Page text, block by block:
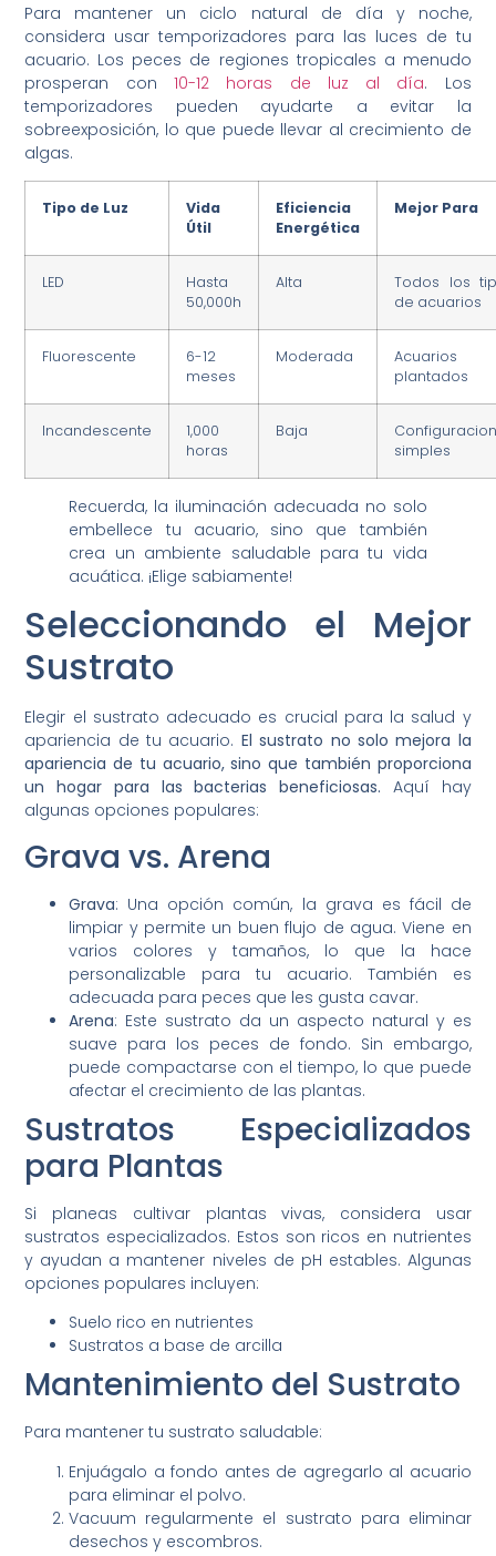
Para mantener un ciclo natural de día y noche,
considera usar temporizadores para las luces de tu
acuario. Los peces de regiones tropicales a menudo
prosperan con 10-12 horas de luz al día. Los
temporizadores pueden ayudarte a evitar la
sobreexposición, lo que puede llevar al crecimiento de
algas.
Tipo de Luz
Vida
Útil
Eficiencia
Energética
Mejor Para
LED
Hasta
50,000h
Alta
Todos los
de acuarios
Fluorescente
6-12
meses
Moderada
Acuarios
plantados
Incandescente
1,000
horas
Baja
simples
Recuerda, la iluminación adecuada no solo
embellece tu acuario, sino que también
crea un ambiente saludable para tu vida
acuática. ¡Elige sabiamente!
Seleccionando el Mejor
Sustrato
Elegir el sustrato adecuado es crucial para la salud y
apariencia de tu acuario. El sustrato no solo mejora la
apariencia de tu acuario, sino que también proporciona
un hogar para las bacterias beneficiosas. Aquí hay
algunas opciones populares:
Grava vs. Arena
Grava: Una opción común, la grava es fácil de
limpiar y permite un buen flujo de agua. Viene en
varios colores y tamaños, lo que la hace
personalizable para tu acuario. También es
adecuada para peces que les gusta cavar.
Arena: Este sustrato da un aspecto natural y es
suave para los peces de fondo. Sin embargo,
puede compactarse con el tiempo, lo que puede
afectar el crecimiento de las plantas.
Sustratos Especializados
para Plantas
Si planeas cultivar plantas vivas, considera usar
sustratos especializados. Estos son ricos en nutrientes
y ayudan a mantener niveles de pH estables. Algunas
opciones populares incluyen:
Suelo rico en nutrientes
Sustratos a base de arcilla
Mantenimiento del Sustrato
Para mantener tu sustrato saludable:
Enjuágalo a fondo antes de agregarlo al acuario
para eliminar el polvo.
Vacuum regularmente el sustrato para eliminar
desechos y escombros.